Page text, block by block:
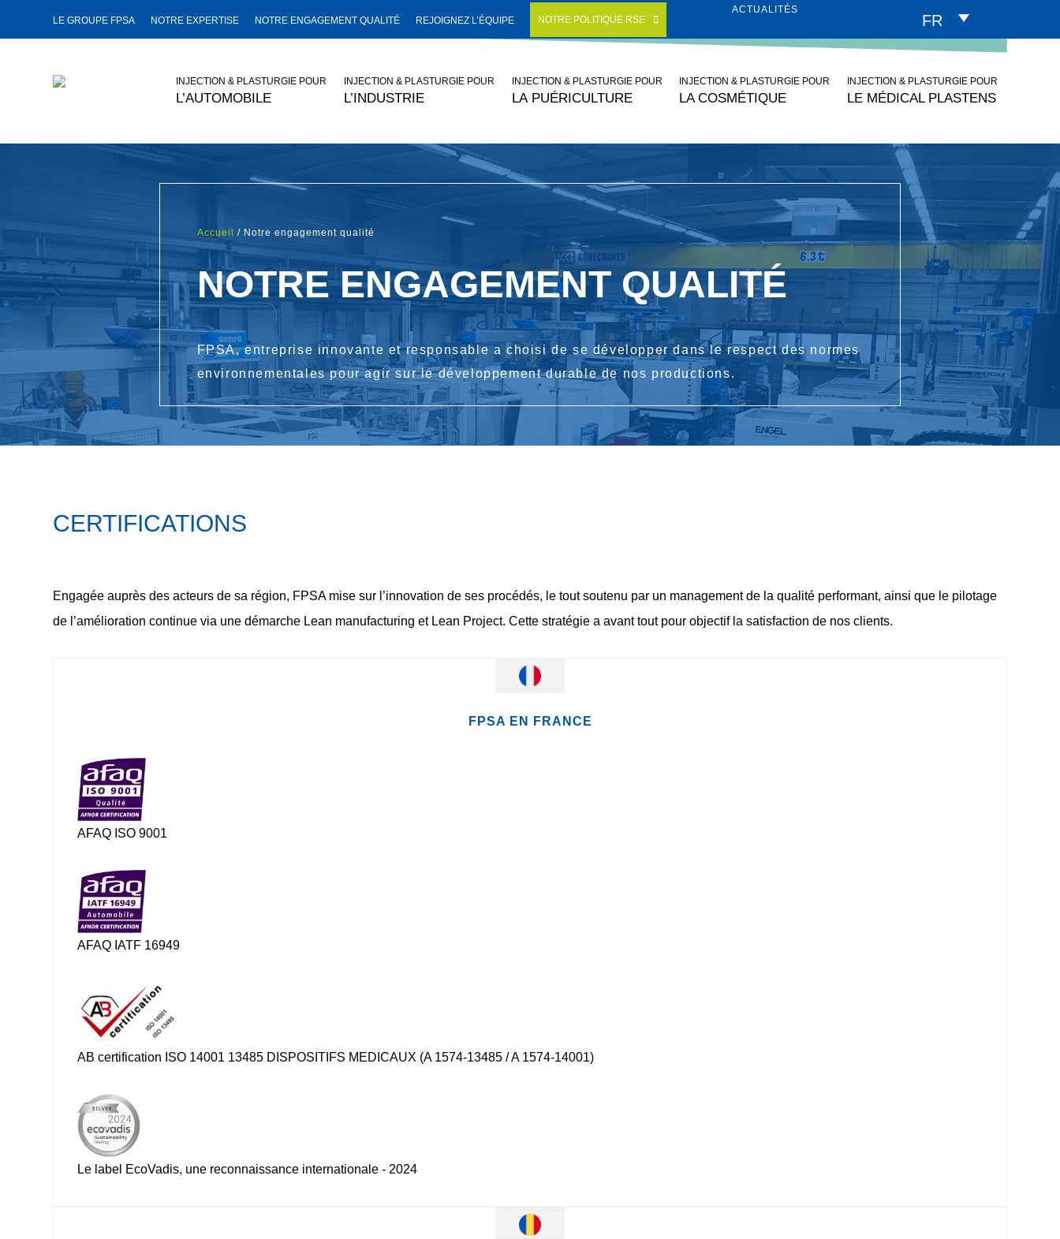
LE GROUPE FPSA NOTRE EXPERTISE NOTRE ENGAGEMENT QUALITÉ REJOIGNEZ L’ÉQUIPE NOTRE POLITIQUE RSE
ACTUALITÉS
FR
INJECTION & PLASTURGIE POUR
L’AUTOMOBILE
INJECTION & PLASTURGIE POUR
L’INDUSTRIE
INJECTION & PLASTURGIE POUR
LA PUÉRICULTURE
INJECTION & PLASTURGIE POUR
LA COSMÉTIQUE
INJECTION & PLASTURGIE POUR
LE MÉDICAL PLASTENS
Accueil / Notre engagement qualité
NOTRE ENGAGEMENT QUALITÉ
FPSA, entreprise innovante et responsable a choisi de se développer dans le respect des normes
environnementales pour agir sur le développement durable de nos productions.
CERTIFICATIONS
Engagée auprès des acteurs de sa région, FPSA mise sur l’innovation de ses procédés, le tout soutenu par un management de la qualité performant, ainsi que le pilotage
de l’amélioration continue via une démarche Lean manufacturing et Lean Project. Cette stratégie a avant tout pour objectifla satisfaction de nos clients.
FPSA EN FRANCE
AFAQ ISO 9001
AFAQ IATF 16949
AB certification ISO 14001 13485 DISPOSITIFS MEDICAUX (A 1574-13485 / A 1574-14001)
Le label EcoVadis, une reconnaissance internationale - 2024